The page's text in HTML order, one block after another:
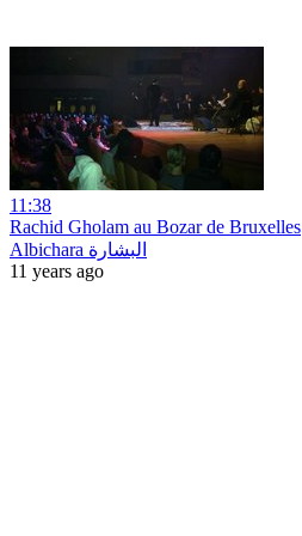
11:38
Rachid Gholam au Bozar de Bruxelles
Albichara البشارة
11 years ago